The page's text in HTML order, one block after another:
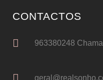
CONTACTOS
963380248